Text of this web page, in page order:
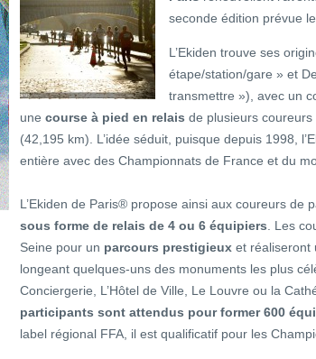
seconde édition prévue
L’Ekiden trouve ses
étape/station/gare » et
transmettre »), avec un
une course à pied en relais de plusieurs coureurs
(42,195 km). L’idée séduit, puisque depuis 1998,
entière avec des Championnats de France et du
L’Ekiden de Paris® propose ainsi aux coureurs de
sous forme de relais de 4 ou 6 équipiers . Les
Seine pour un parcours prestigieux et réaliseront
longeant quelques-uns des monuments les plus
Conciergerie, L’Hôtel de Ville, Le Louvre ou la
participants sont attendus pour former 600
label régional FFA, il est qualificatif pour les